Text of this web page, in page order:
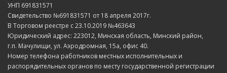
УНП 691831571
Свидетельство №691831571 от 18 апреля 2017г.
В Торговом реестре с 23.10.2019 №463643
Юридический адрес: 223012, Минская область, Минский район,
г.п. Мачулищи, ул. Аэродромная, 15а, офис 40.
Номер телефона работников местных исполнительных и
распорядительных органов по месту государственной регистрации